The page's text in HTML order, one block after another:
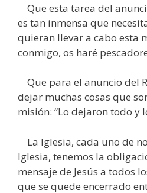
Que esta tarea del
es tan inmensa que
quieran llevar a cabo esta
conmigo, os haré
Que para el anuncio del
dejar muchas cosas que
misión: “Lo dejaron todo y
La Iglesia, cada uno de
Iglesia, tenemos la
mensaje de Jesús a todos
que se quede encerrado